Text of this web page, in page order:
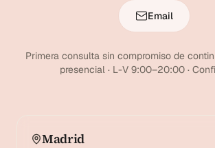
Email
Primera consulta sin compromiso de
presencial · L-V 9:00–20:00 ·
Madrid